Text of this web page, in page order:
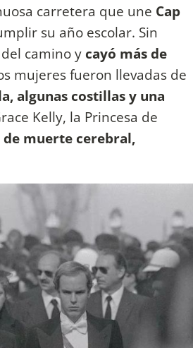
carretera que une Cap
su año escolar. Sin
camino y cayó más de
mujeres fueron llevadas de
algunas costillas y una
Kelly, la Princesa de
muerte cerebral,